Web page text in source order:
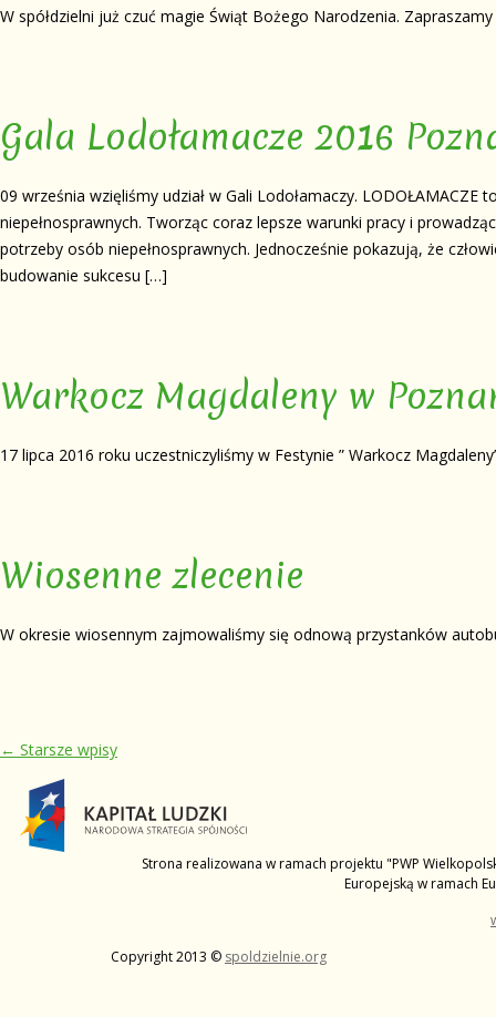
W spółdzielni już czuć magie Świąt Bożego Narodzenia.
Gala Lodołamacze 2016
09 września wzięliśmy udział w Gali Lodołamaczy.
niepełnosprawnych. Tworząc coraz lepsze warunki pracy i
potrzeby osób niepełnosprawnych. Jednocześnie pokazują, że
budowanie sukcesu […]
Warkocz Magdaleny w
17 lipca 2016 roku uczestniczyliśmy w Festynie ” Warkocz
Wiosenne zlecenie
W okresie wiosennym zajmowaliśmy się odnową przystanków
Zobacz wpisy
← Starsze wpisy
Strona realizowana w ramach projektu "PWP
Europejską w ramach
Copyright 2013 © spoldzielnie.org